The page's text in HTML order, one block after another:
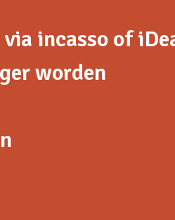
via incasso of
worden